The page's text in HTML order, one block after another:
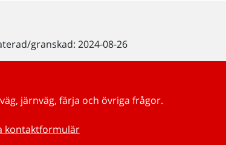
granskad: 2024-08-26
järnväg, färja och övriga frågor.
kontaktformulär